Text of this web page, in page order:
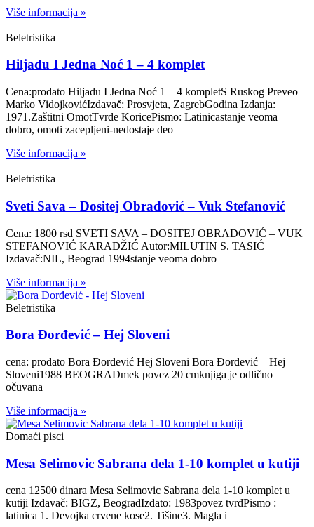
Više informacija »
Beletristika
Hiljadu I Jedna Noć 1 – 4 komplet
Cena:prodato Hiljadu I Jedna Noć 1 – 4 kompletS Ruskog Preveo
Marko VidojkovićIzdavač: Prosvjeta, ZagrebGodina Izdanja:
1971.Zaštitni OmotTvrde KoricePismo: Latinicastanje veoma
dobro, omoti zacepljeni-nedostaje deo
Više informacija »
Beletristika
Sveti Sava – Dositej Obradović – Vuk Stefanović
Cena: 1800 rsd SVETI SAVA – DOSITEJ OBRADOVIĆ – VUK
STEFANOVIĆ KARADŽIĆ Autor:MILUTIN S. TASIĆ
Izdavač:NIL, Beograd 1994stanje veoma dobro
Više informacija »
Beletristika
Bora Đorđević – Hej Sloveni
cena: prodato Bora Đorđević Hej Sloveni Bora Đorđević – Hej
Sloveni1988 BEOGRADmek povez 20 cmknjiga je odlično
očuvana
Više informacija »
Domaći pisci
Mesa Selimovic Sabrana dela 1-10 komplet u kutiji
cena 12500 dinara Mesa Selimovic Sabrana dela 1-10 komplet u
kutiji Izdavač: BIGZ, BeogradIzdato: 1983povez tvrdPismo :
latinica 1. Devojka crvene kose2. Tišine3. Magla i